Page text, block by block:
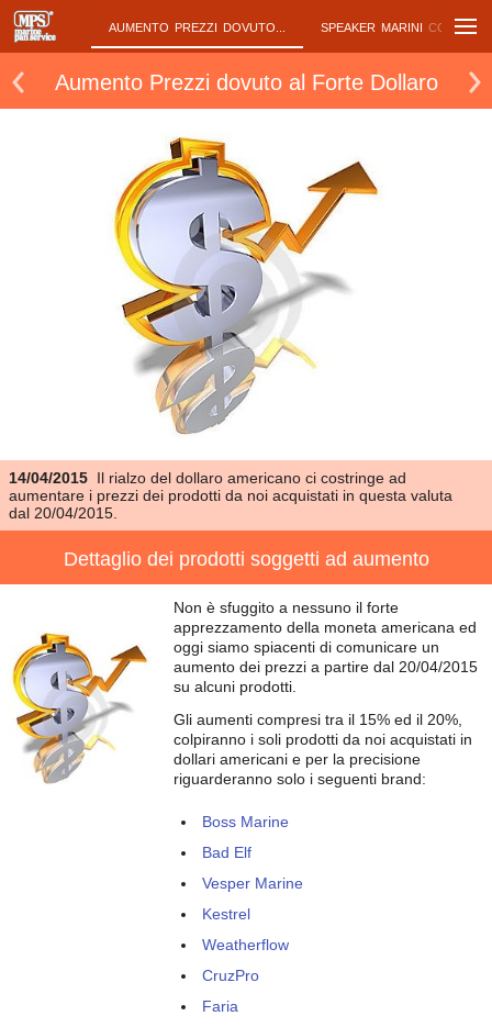
... AUMENTO PREZZI DOVUTO... SPEAKER MARINI CON LED
Aumento Prezzi dovuto al Forte Dollaro
14/04/2015 Il rialzo del dollaro americano ci costringe ad
aumentare i prezzi dei prodotti da noi acquistati in questa valuta
dal 20/04/2015.
Dettaglio dei prodotti soggetti ad aumento
Non è sfuggito a nessuno il forte
apprezzamento della moneta americana ed
oggi siamo spiacenti di comunicare un
aumento dei prezzi a partire dal 20/04/2015
su alcuni prodotti.
Gli aumenti compresi tra il 15% ed il 20%,
colpiranno i soli prodotti da noi acquistati in
dollari americani e per la precisione
riguarderanno solo i seguenti brand:
Boss Marine
Bad Elf
Vesper Marine
Kestrel
Weatherflow
CruzPro
Faria